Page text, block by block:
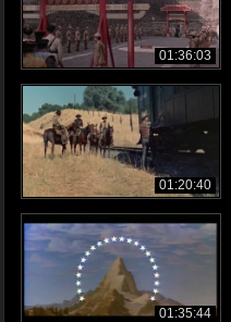
01:36:03
01:20:40
01:35:44